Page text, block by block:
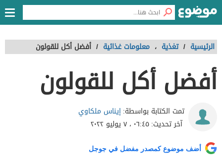
الرئيسية / تغذية ، معلومات غذائية / أفضل أكل للقولون
أفضل أكل للقولون
تمت الكتابة بواسطة:إيناس ملكاوي
آخر تحديث:٠٦:٤٥ ، ٧ يوليو ٢٠٢٢
أضف موضوع كمصدر مفضل في جوجل